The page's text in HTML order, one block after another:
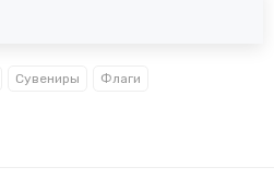
Сувениры Флаги